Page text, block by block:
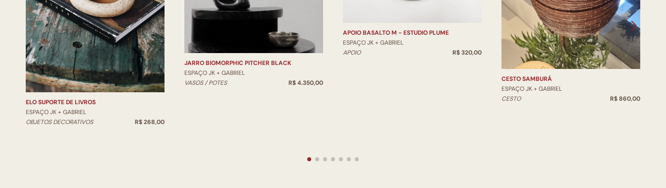
ELO SUPORTE DE LIVROS
ESPAÇO JK + GABRIEL
OBJETOS DECORATIVOS
R$ 268,00
JARRO BIOMORPHIC PITCHER BLACK
ESPAÇO JK + GABRIEL
VASOS / POTES
R$ 4.350,00
APOIO BASALTO M - ESTUDIO PLUME
ESPAÇO JK + GABRIEL
APOIO
R$ 320,00
CESTO SAMBURÁ
ESPAÇO JK + GABRIEL
CESTO
R$ 860,00